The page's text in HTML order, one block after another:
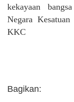
kekayaan
Negara
KKC
Bagikan: